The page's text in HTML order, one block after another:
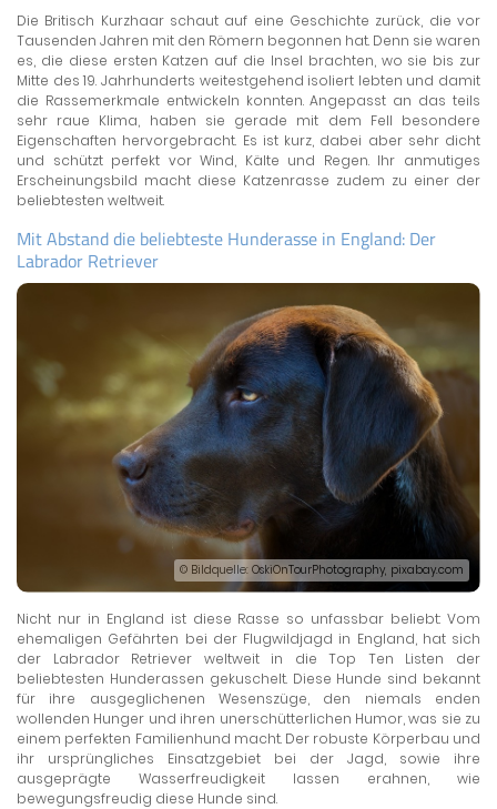
Die Britisch Kurzhaar schaut auf eine Geschichte zurück, die vor
Tausenden Jahren mit den Römern begonnen hat. Denn sie waren
es, die diese ersten Katzen auf die Insel brachten, wo sie bis zur
Mitte des 19. Jahrhunderts weitestgehend isoliert lebten und damit
die Rassemerkmale entwickeln konnten. Angepasst an das teils
sehr raue Klima, haben sie gerade mit dem Fell besondere
Eigenschaften hervorgebracht. Es ist kurz, dabei aber sehr dicht
und schützt perfekt vor Wind, Kälte und Regen. Ihr anmutiges
Erscheinungsbild macht diese Katzenrasse zudem zu einer der
beliebtesten weltweit.
Mit Abstand die beliebteste Hunderasse in England: Der
Labrador Retriever
© Bildquelle: OskiOnTourPhotography, pixabay.com
Nicht nur in England ist diese Rasse so unfassbar beliebt: Vom
ehemaligen Gefährten bei der Flugwildjagd in England, hat sich
der Labrador Retriever weltweit in die Top Ten Listen der
beliebtesten Hunderassen gekuschelt. Diese Hunde sind bekannt
für ihre ausgeglichenen Wesenszüge, den niemals enden
wollenden Hunger und ihren unerschütterlichen Humor, was sie zu
einem perfekten Familienhund macht. Der robuste Körperbau und
ihr ursprüngliches Einsatzgebiet bei der Jagd, sowie ihre
ausgeprägte Wasserfreudigkeit lassen erahnen, wie
bewegungsfreudig diese Hunde sind.